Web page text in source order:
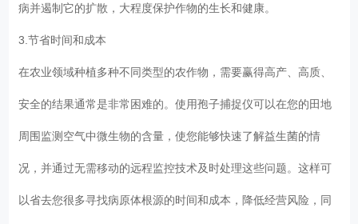
病并遏制它的扩散，大程度保护作物的生长和健康。
3.节省时间和成本
在农业领域种植多种不同类型的农作物，需要赢得高产、高质、
安全的结果通常是非常困难的。使用孢子捕捉仪可以在您的田地
周围监测空气中微生物的含量，使您能够快速了解益生菌的情
况，并通过无需移动的远程监控技术及时处理这些问题。这样可
以省去您很多寻找病原体根源的时间和成本，降低经营风险，同